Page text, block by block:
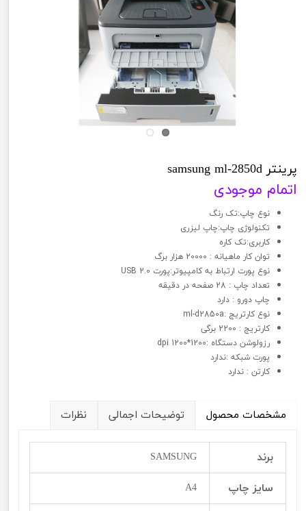
پرینتر samsung ml-2850d
اتمام موجودی
نوع چاپ:تک رنگ
تکنولوژی چاپ:چاپ لیزری
کاربری:تک کاره
توان کار ماهیانه : 20000 هزار برگ
نوع پورت ارتباط به کامپیوتر:پورت USB 2.0
تعداد چاپ : 28 صفحه در دقیقه
چاپ دورو : دارد
نوع کارتریج :ml-d2850a
کارتریج : 2200 برگی
رزولوشن دستگاه :1200*1200 dpi
پورت شبکه :ندارد
کارتن : ندارد
مشخصات محصول توضیحات اجمالی نظرات
برند SAMSUNG
سایز چاپ A4